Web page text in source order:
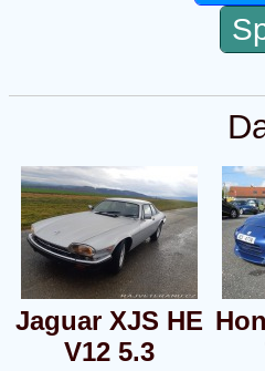
Jaguar XJS HE
V12 5.3